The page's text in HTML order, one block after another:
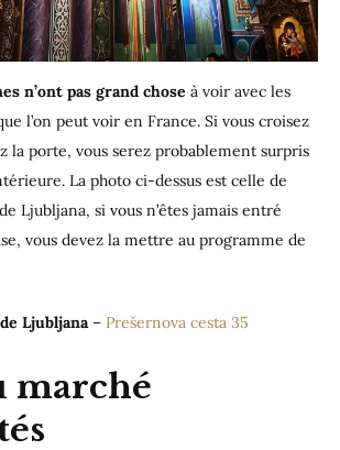
n’ont pas grand chose à voir avec les
l’on peut voir en France. Si vous croisez
la porte, vous serez probablement surpris
La photo ci-dessus est celle de
Ljubljana, si vous n’êtes jamais entré
vous devez la mettre au programme de
Ljubljana– Prešernova cesta 35
marché